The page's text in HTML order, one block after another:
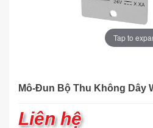
Tap to
Mô-Đun Bộ Thu Không Dây
Liên hệ